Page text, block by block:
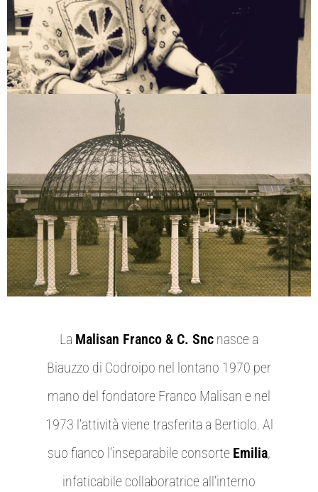
La Malisan Franco & C. Snc nasce a
Biauzzo di Codroipo nel lontano 1970 per
mano del fondatore Franco Malisan e nel
1973 l’attività viene trasferita a Bertiolo. Al
suo fianco l’inseparabile consorte Emilia,
infaticabile collaboratrice all’interno